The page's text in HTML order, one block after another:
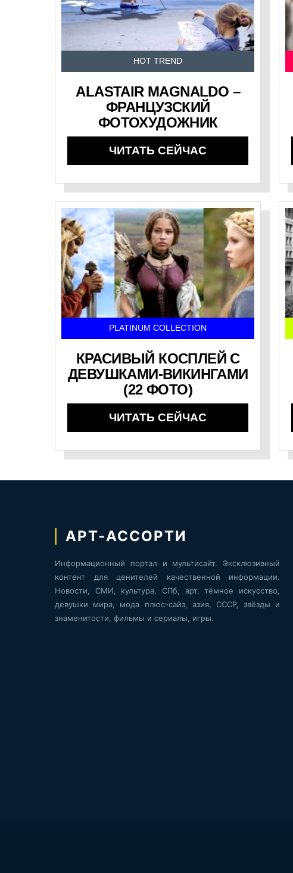
HOT TREND
ALASTAIR MAGNALDO –
ФРАНЦУЗСКИЙ
ФОТОХУДОЖНИК
ЧИТАТЬ СЕЙЧАС
PLATINUM COLLECTION
КРАСИВЫЙ КОСПЛЕЙ С
ДЕВУШКАМИ-ВИКИНГАМИ
(22 ФОТО)
ЧИТАТЬ СЕЙЧАС
АРТ-АССОРТИ
Информационный портал и мультисайт. Эксклюзивный
контент для ценителей качественной информации.
Новости, СМИ, культура, СПб, арт, тёмное искусство,
девушки мира, мода плюс-сайз, азия, СССР, звёзды и
знаменитости, фильмы и сериалы, игры.